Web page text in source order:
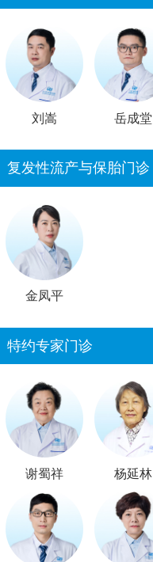
刘嵩 岳成堂
复发性流产与保胎门诊
金凤平
特约专家门诊
谢蜀祥 杨延林